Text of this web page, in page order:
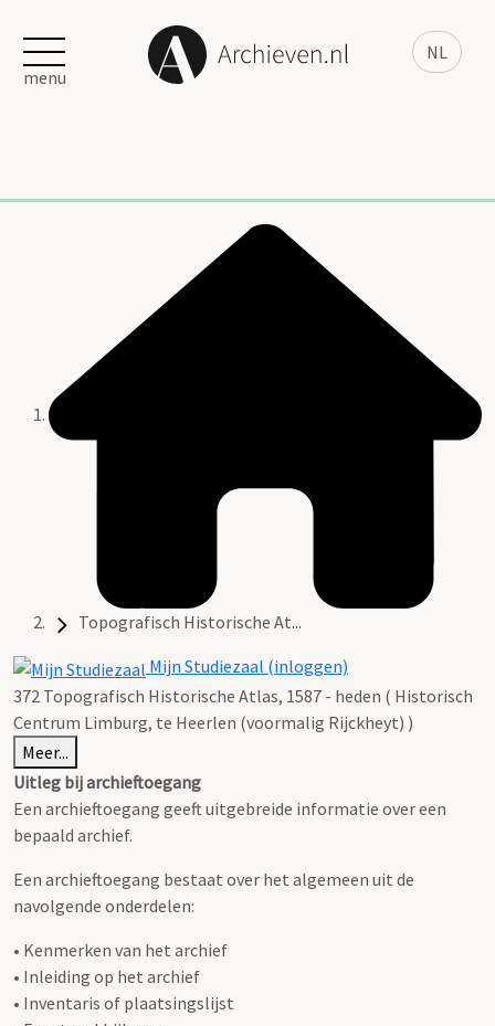
NL
menu
Topografisch Historische At...
Mijn Studiezaal (inloggen)
372 Topografisch Historische Atlas, 1587 - heden ( Historisch
Centrum Limburg, te Heerlen (voormalig Rijckheyt) )
Meer...
Uitleg bij archieftoegang
Een archieftoegang geeft uitgebreide informatie over een
bepaald archief.
Een archieftoegang bestaat over het algemeen uit de
navolgende onderdelen:
• Kenmerken van het archief
• Inleiding op het archief
• Inventaris of plaatsingslijst